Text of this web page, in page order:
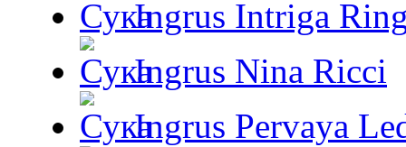
Ingrus Intriga
Ingrus Nina Ricci
Ingrus Pervaya